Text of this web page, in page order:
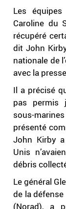
Les
Caroline du
récupéré
dit John
nationale de
avec la
Il a précisé
pas permis
sous-
présenté
John Kirby
Unis
débris
Le général
de la
(Norad), a